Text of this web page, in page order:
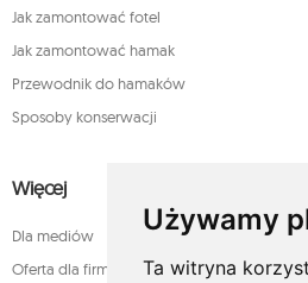
Używamy
Ta witryna
Jak zamontować fotel
Jak zamontować hamak
Przewodnik do hamaków
Sposoby konserwacji
Więcej
Dla mediów
Oferta dla firm